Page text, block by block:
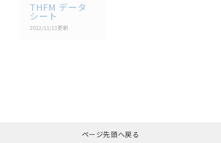
THFM データ
シート
2012/11/13更新
括ダウンロード
ページ先頭へ戻る